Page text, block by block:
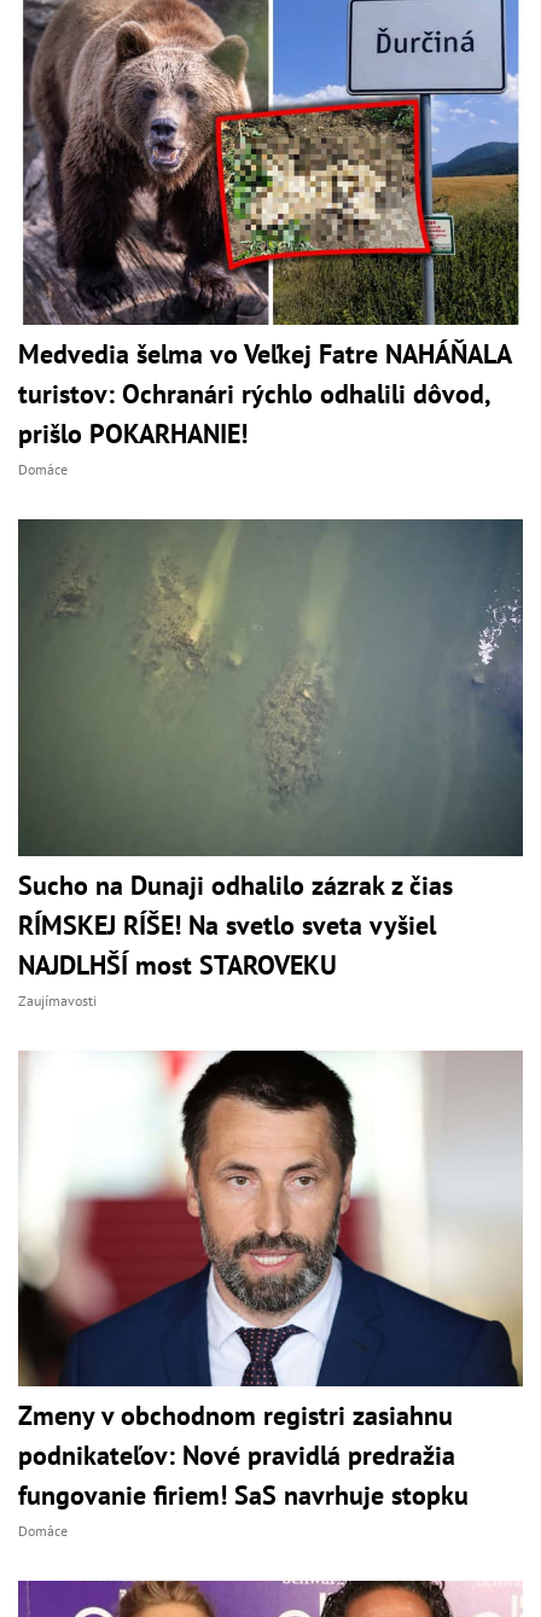
Medvedia šelma vo Veľkej Fatre NAHÁŇALA
turistov: Ochranári rýchlo odhalili dôvod,
prišlo POKARHANIE!
Domáce
Sucho na Dunaji odhalilo zázrak z čias
RÍMSKEJ RÍŠE! Na svetlo sveta vyšiel
NAJDLHŠÍ most STAROVEKU
Zaujímavosti
Zmeny v obchodnom registri zasiahnu
podnikateľov: Nové pravidlá predražia
fungovanie firiem! SaS navrhuje stopku
Domáce